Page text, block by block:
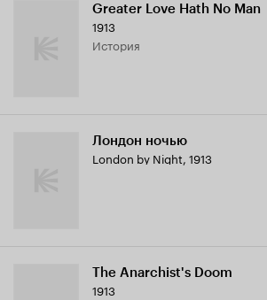
Greater Love Hath No Man
1913
история
Лондон ночью
London by Night, 1913
The Anarchist's Doom
1913